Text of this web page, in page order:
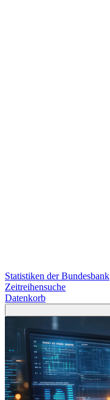
Statistiken der Bundesbank
Zeitreihensuche
Datenkorb